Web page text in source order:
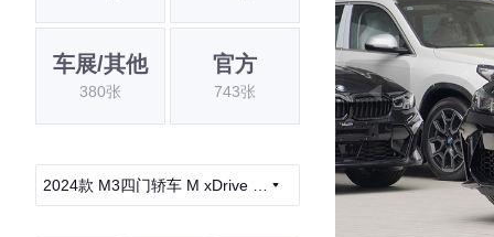
车展/其他
380张
官方
743张
2024款 M3四门轿车 M xDrive 雷